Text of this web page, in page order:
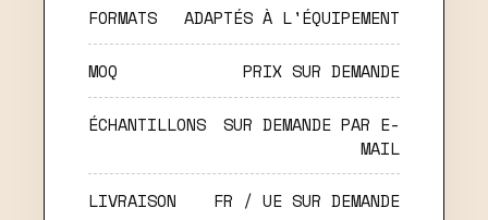
FORMATS ADAPTÉS À L'ÉQUIPEMENT
MOQ PRIX SUR DEMANDE
ÉCHANTILLONS
SUR DEMANDE PAR E-
MAIL
LIVRAISON FR / UE SUR DEMANDE